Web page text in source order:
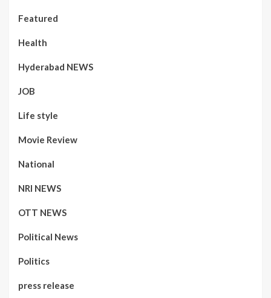
Featured
Health
Hyderabad NEWS
JOB
Life style
Movie Review
National
NRI NEWS
OTT NEWS
Political News
Politics
press release